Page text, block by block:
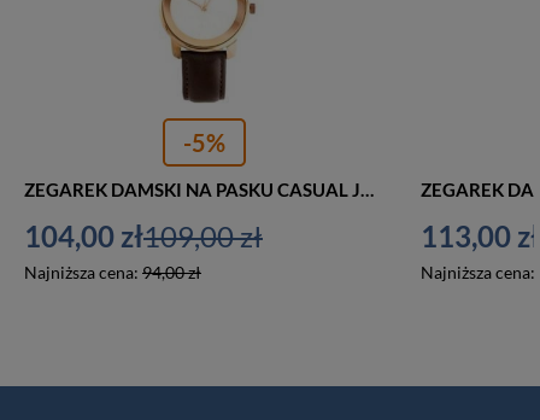
-5%
ZEGAREK DAMSKI NA PASKU CASUAL JORDAN KERR - 8149L (zj821c) - antyalergiczny
104,00 zł
Najniższa cena: 94,00 zł
109,00 zł 113,00 zł
Najniższa cena: